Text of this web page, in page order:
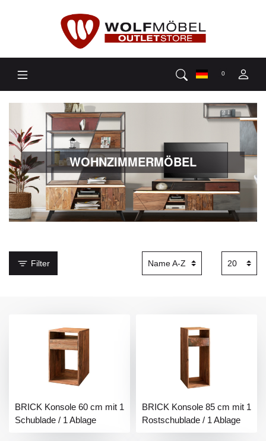
0
WOHNZIMMERMÖBEL
Filter
BRICK Konsole 60 cm mit 1
Schublade / 1 Ablage
BRICK Konsole 85 cm mit 1
Rostschublade / 1 Ablage